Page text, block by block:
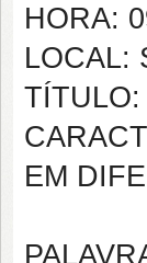
HORA:
LOCAL:
TÍTULO:
EM